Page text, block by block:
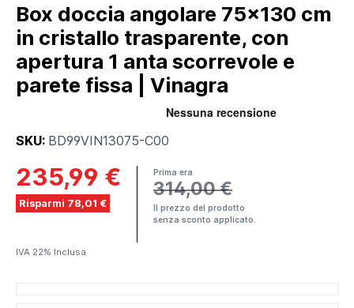
Box doccia angolare 75x130 cm
in cristallo trasparente, con
apertura 1 anta scorrevole e
parete fissa | Vinagra
SKU: BD99VIN13075-C00
235,99 €
Risparmi 78,01 €
Prima era
314,00 €
Il prezzo del prodotto
senza sconto applicato.
IVA 22% Inclusa